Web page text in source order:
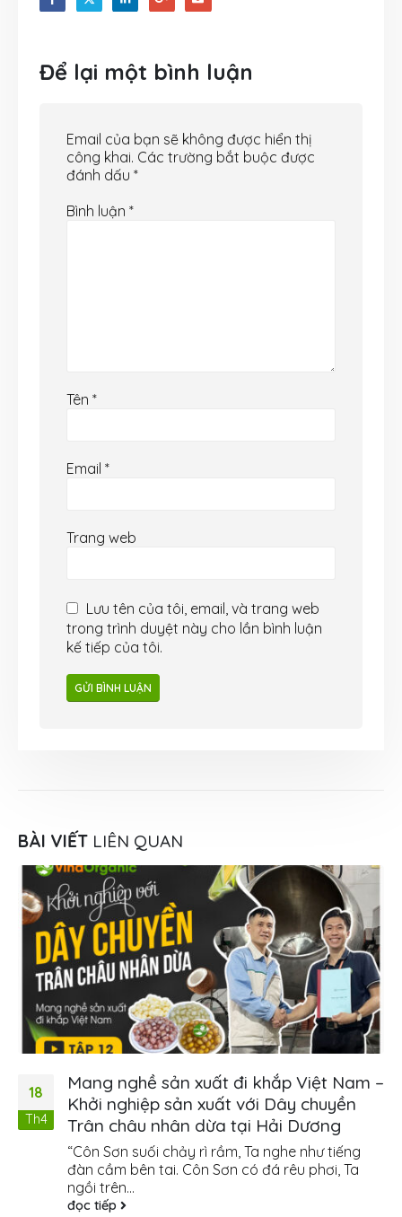
Để lại một bình luận
Email của bạn sẽ không được hiển thị
công khai. Các trường bắt buộc được
đánh dấu *
Bình luận *
Tên *
Email *
Trang web
Lưu tên của tôi, email, và trang web
trong trình duyệt này cho lần bình luận
kế tiếp của tôi.
BÀI VIẾT LIÊN QUAN
18
Th4
Mang nghề sản xuất đi khắp Việt Nam –
Khởi nghiệp sản xuất với Dây chuyền
Trân châu nhân dừa tại Hải Dương
“Côn Sơn suối chảy rì rầm, Ta nghe như tiếng
đàn cầm bên tai. Côn Sơn có đá rêu phơi, Ta
ngồi trên...
đọc tiếp